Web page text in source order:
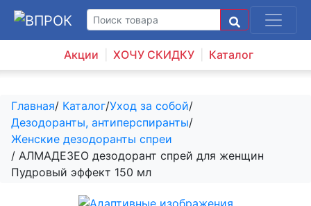
Акции ХОЧУ СКИДКУ Каталог
Главная/ Каталог/Уход за собой/
Дезодоранты, антиперспиранты/
Женские дезодоранты спреи
/ АЛМАДЕЗЕО дезодорант спрей для женщин
Пудровый эффект 150 мл